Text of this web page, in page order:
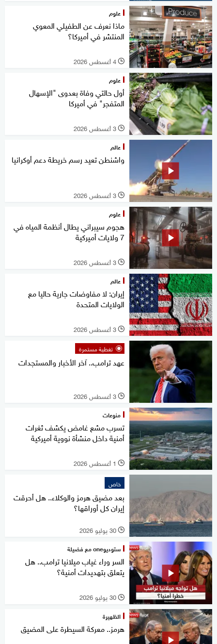
علوم
ماذا نعرف عن الطفيلي المعوي
المنتشر في أميركا؟
l 4 أغسطس 2026
علوم
أول حالتي وفاة بعدوى "الإسهال
المتفجر" في أميركا
l 3 أغسطس 2026
عالم
واشنطن تعيد رسم خريطة دعم أوكرانيا
l 3 أغسطس 2026
علوم
هجوم سيبراني يطال أنظمة المياه في
7 ولايات أميركية
l 3 أغسطس 2026
عالم
إيران: لا مفاوضات جارية حاليا مع
الولايات المتحدة
l 3 أغسطس 2026
تغطية مستمرة
عهد ترامب.. آخر الأخبار والمستجدات
l 3 أغسطس 2026
منوعات
تسرب مشع غامض يكشف ثغرات
أمنية داخل منشأة نووية أميركية
l 1 أغسطس 2026
خاص
بعد مضيق هرمز والوكلاء.. هل أحرقت
إيران كل أوراقها؟
l 30 يوليو 2026
ستوديوone مع فضيلة
السر وراء غياب ميلانيا ترامب.. هل
يتعلق بتهديدات أمنية؟
l 30 يوليو 2026
الظهيرة
هرمز.. معركة السيطرة على المضيق